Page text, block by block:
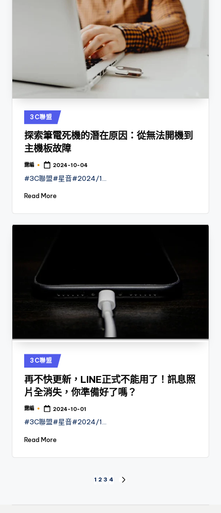
Posted
in
3C聯盟
探索筆電死機的潛在原因：從無法開機到
主機板故障
Posted
露編 2024-10-04
#3C聯盟#星音#2024/1…
Read More
Posted
in
3C聯盟
再不快更新，LINE正式不能用了！訊息照
片全消失，你準備好了嗎？
Posted
露編 2024-10-01
#3C聯盟#星音#2024/1…
Read More
章
1 2 3 4